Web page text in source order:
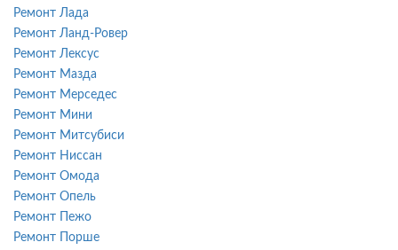
Ремонт Лада
Ремонт Ланд-Ровер
Ремонт Лексус
Ремонт Мазда
Ремонт Мерседес
Ремонт Мини
Ремонт Митсубиси
Ремонт Ниссан
Ремонт Омода
Ремонт Опель
Ремонт Пежо
Ремонт Порше